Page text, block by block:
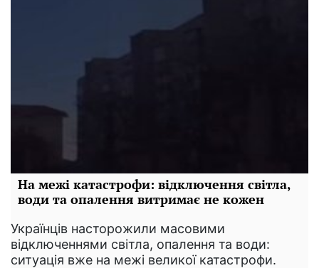
На межі катастрофи: відключення світла,
води та опалення витримає не кожен
Українців насторожили масовими
відключеннями світла, опалення та води:
ситуація вже на межі великої катастрофи.